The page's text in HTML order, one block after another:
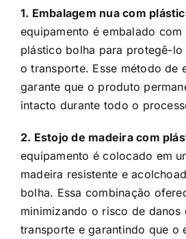
1. Embalagem nua com
equipamento é embalado com
plástico bolha para protegê-lo
o transporte. Esse método de
garante que o produto
intacto durante todo o
2. Estojo de madeira com
equipamento é colocado em
madeira resistente e
bolha. Essa combinação
minimizando o risco de danos
transporte e garantindo que o